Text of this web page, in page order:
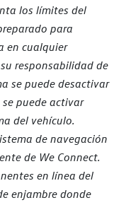
los límites del
para
en cualquier
responsabilidad de
se puede desactivar
puede activar
del vehículo.
de navegación
de We Connect.
en línea del
enjambre donde